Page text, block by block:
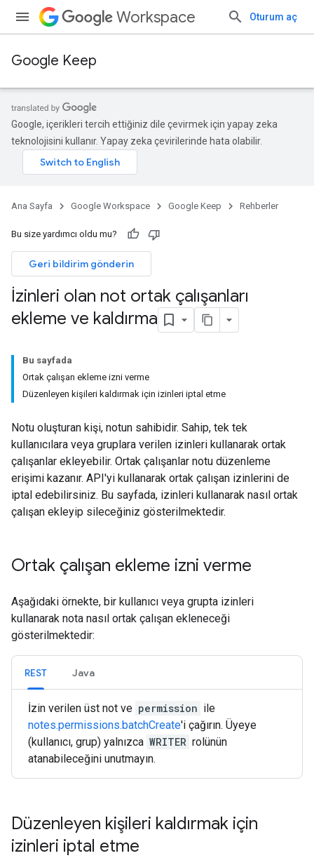
Workspace Oturum aç
Google Keep
Google, içerikleri tercih ettiğiniz dile çevirmek için yapay zeka
teknolojisini kullanır. Yapay zeka çevirilerinde hata olabilir.
Ana Sayfa Google Workspace Google Keep Rehberler
Bu size yardımcı oldu mu?
Geri bildirim gönderin
İzinleri olan not ortak çalışanları
ekleme ve kaldırma
Bu sayfada
Ortak çalışan ekleme izni verme
Düzenleyen kişileri kaldırmak için izinleri iptal etme
Notu oluşturan kişi, notun sahibidir. Sahip, tek tek
kullanıcılara veya gruplara verilen izinleri kullanarak ortak
çalışanlar ekleyebilir. Ortak çalışanlar notu düzenleme
erişimi kazanır. API'yi kullanarak ortak çalışan izinlerini de
iptal edebilirsiniz. Bu sayfada, izinleri kullanarak nasıl ortak
çalışan ekleyip sileceğiniz gösterilmektedir.
Ortak çalışan ekleme izni verme
Aşağıdaki örnekte, bir kullanıcı veya grupta izinleri
kullanarak nota nasıl ortak çalışan ekleneceği
gösterilmektedir:
REST Java
İzin verilen üst not ve permission ile
notes.permissions.batchCreate'i çağırın. Üyeye
(kullanıcı, grup) yalnızca WRITER rolünün
atanabileceğini unutmayın.
Düzenleyen kişileri kaldırmak için
izinleri iptal etme